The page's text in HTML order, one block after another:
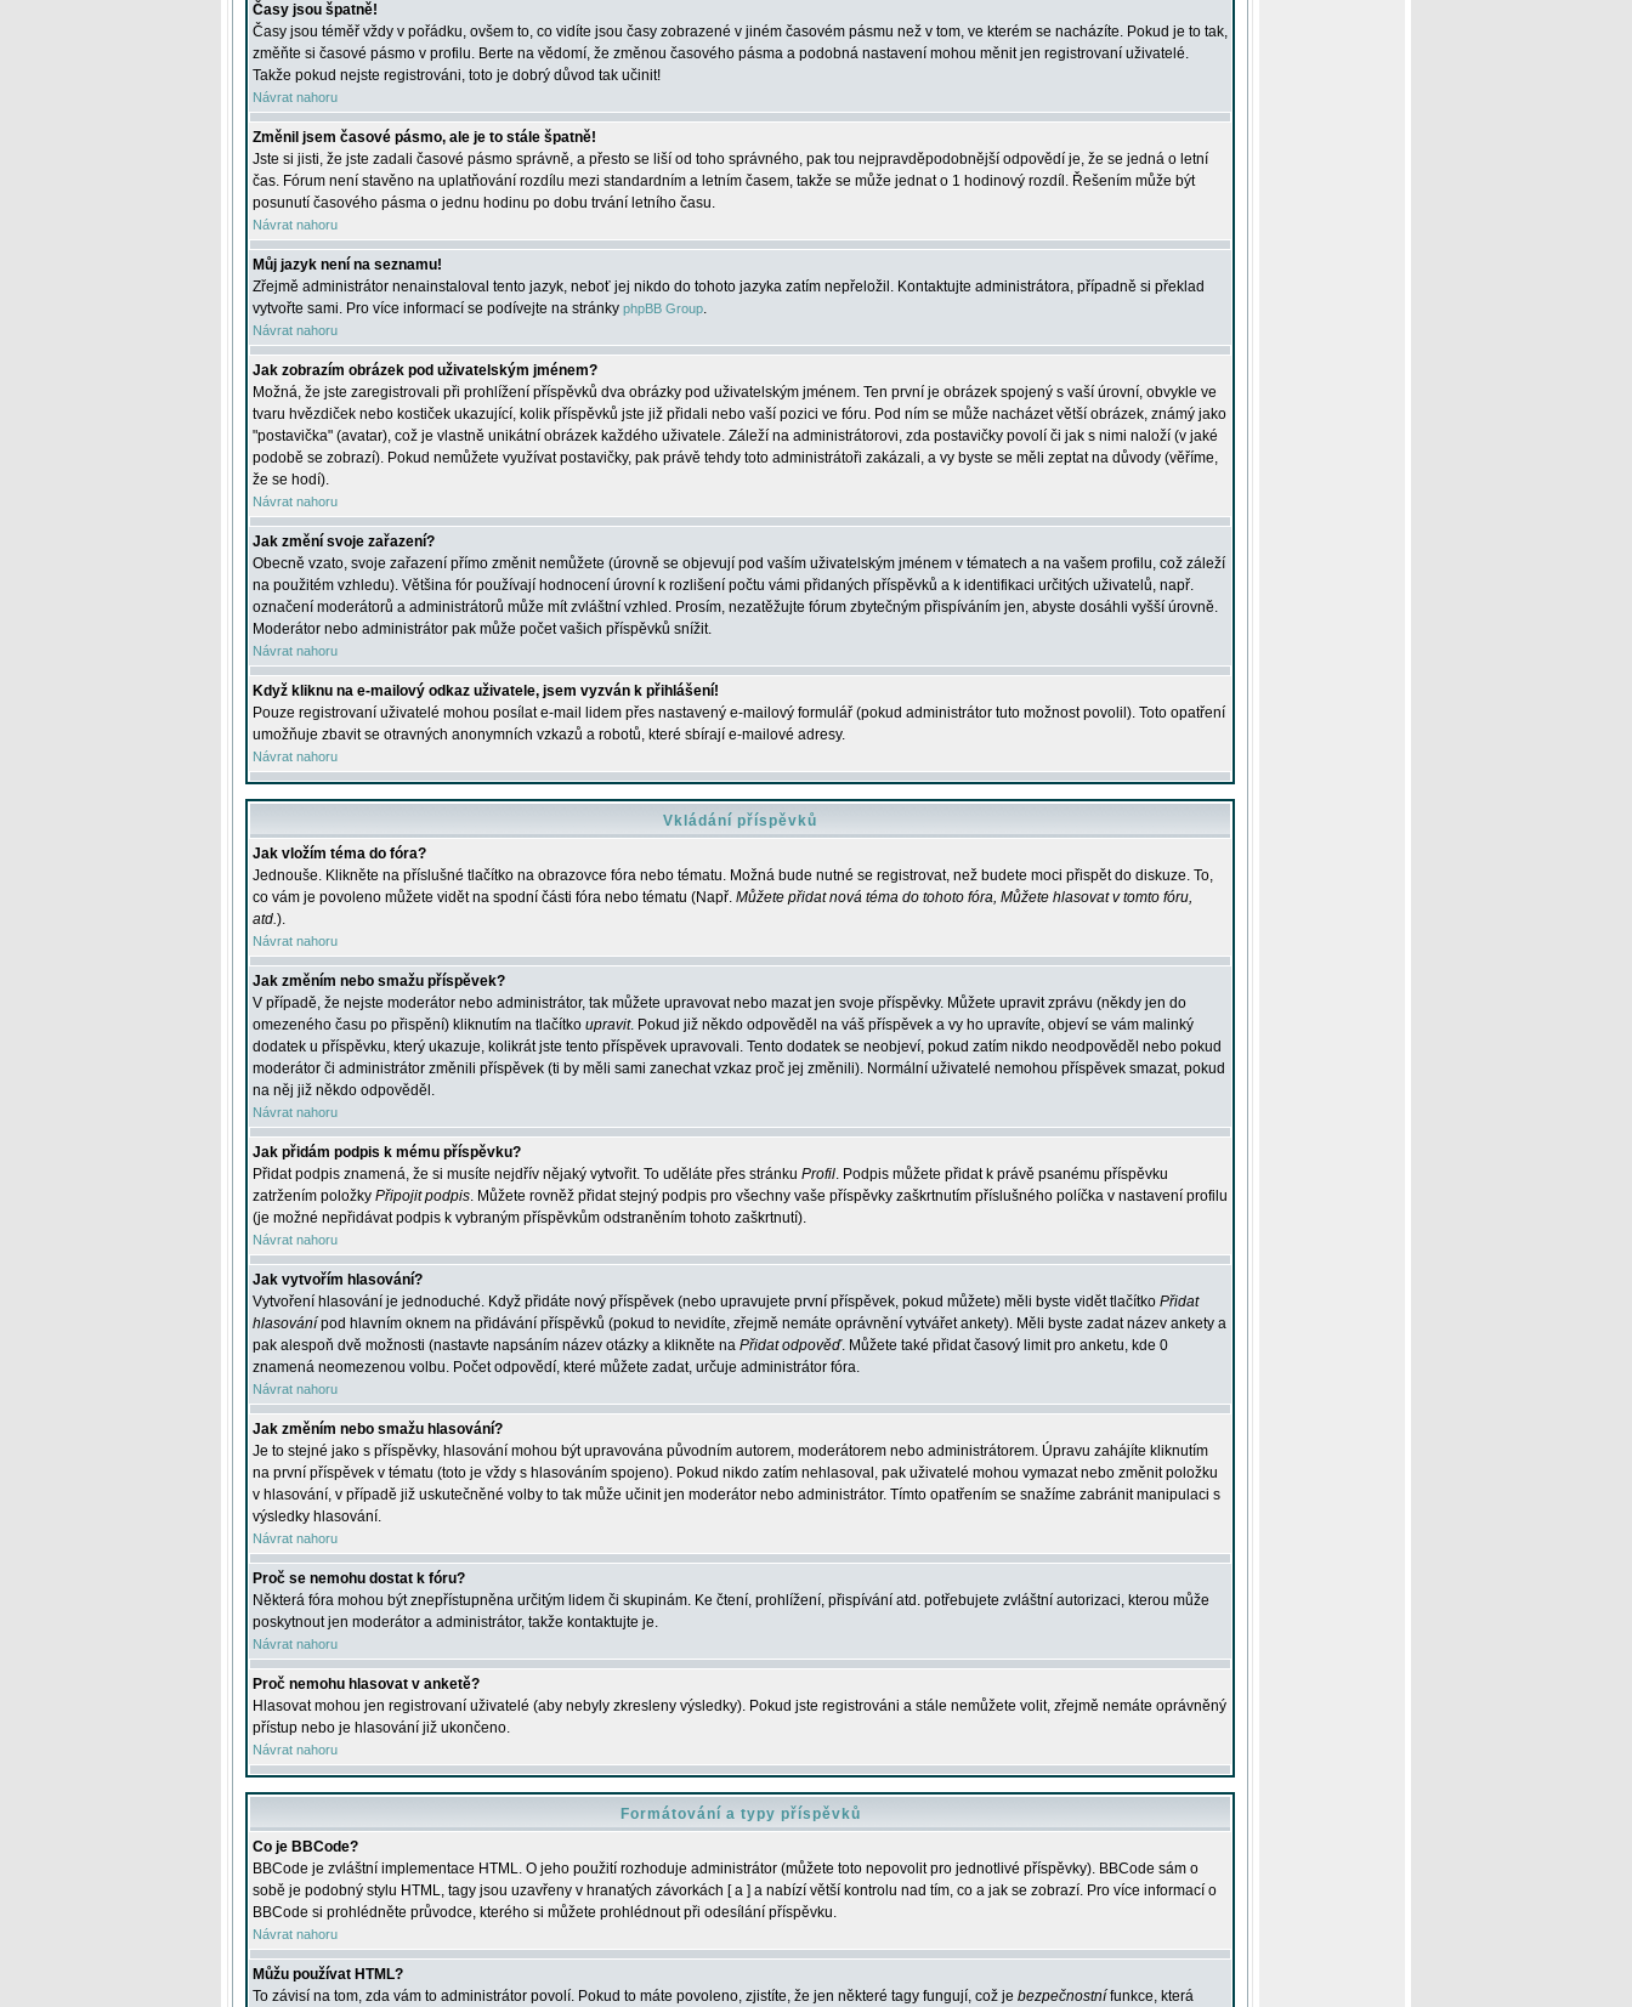
Časy jsou špatně!
Časy jsou téměř vždy v pořádku, ovšem to, co vidíte jsou časy zobrazené v jiném časovém pásmu než v tom, ve kterém se nacházíte. Pokud je to tak,
změňte si časové pásmo v profilu. Berte na vědomí, že změnou časového pásma a podobná nastavení mohou měnit jen registrovaní uživatelé.
Takže pokud nejste registrováni, toto je dobrý důvod tak učinit!
Návrat nahoru
Změnil jsem časové pásmo, ale je to stále špatně!
Jste si jisti, že jste zadali časové pásmo správně, a přesto se liší od toho správného, pak tou nejpravděpodobnější odpovědí je, že se jedná o letní
čas. Fórum není stavěno na uplatňování rozdílu mezi standardním a letním časem, takže se může jednat o 1 hodinový rozdíl. Řešením může být
posunutí časového pásma o jednu hodinu po dobu trvání letního času.
Návrat nahoru
Můj jazyk není na seznamu!
Zřejmě administrátor nenainstaloval tento jazyk, neboť jej nikdo do tohoto jazyka zatím nepřeložil. Kontaktujte administrátora, případně si překlad
vytvořte sami. Pro více informací se podívejte na stránky phpBB Group.
Návrat nahoru
Jak zobrazím obrázek pod uživatelským jménem?
Možná, že jste zaregistrovali při prohlížení příspěvků dva obrázky pod uživatelským jménem. Ten první je obrázek spojený s vaší úrovní, obvykle ve
tvaru hvězdiček nebo kostiček ukazující, kolik příspěvků jste již přidali nebo vaší pozici ve fóru. Pod ním se může nacházet větší obrázek, známý jako
"postavička" (avatar), což je vlastně unikátní obrázek každého uživatele. Záleží na administrátorovi, zda postavičky povolí či jak s nimi naloží (v jaké
podobě se zobrazí). Pokud nemůžete využívat postavičky, pak právě tehdy toto administrátoři zakázali, a vy byste se měli zeptat na důvody (věříme,
že se hodí).
Návrat nahoru
Jak změní svoje zařazení?
Obecně vzato, svoje zařazení přímo změnit nemůžete (úrovně se objevují pod vaším uživatelským jménem v tématech a na vašem profilu, což záleží
na použitém vzhledu). Většina fór používají hodnocení úrovní k rozlišení počtu vámi přidaných příspěvků a k identifikaci určitých uživatelů, např.
označení moderátorů a administrátorů může mít zvláštní vzhled. Prosím, nezatěžujte fórum zbytečným přispíváním jen, abyste dosáhli vyšší úrovně.
Moderátor nebo administrátor pak může počet vašich příspěvků snížit.
Návrat nahoru
Když kliknu na e-mailový odkaz uživatele, jsem vyzván k přihlášení!
Pouze registrovaní uživatelé mohou posílat e-mail lidem přes nastavený e-mailový formulář (pokud administrátor tuto možnost povolil). Toto opatření
umožňuje zbavit se otravných anonymních vzkazů a robotů, které sbírají e-mailové adresy.
Návrat nahoru
Vkládání příspěvků
Jak vložím téma do fóra?
Jednouše. Klikněte na příslušné tlačítko na obrazovce fóra nebo tématu. Možná bude nutné se registrovat, než budete moci přispět do diskuze. To,
co vám je povoleno můžete vidět na spodní části fóra nebo tématu (Např. Můžete přidat nová téma do tohoto fóra, Můžete hlasovat v tomto fóru,
atd.).
Návrat nahoru
Jak změním nebo smažu příspěvek?
V případě, že nejste moderátor nebo administrátor, tak můžete upravovat nebo mazat jen svoje příspěvky. Můžete upravit zprávu (někdy jen do
omezeného času po přispění) kliknutím na tlačítko upravit. Pokud již někdo odpověděl na váš příspěvek a vy ho upravíte, objeví se vám malinký
dodatek u příspěvku, který ukazuje, kolikrát jste tento příspěvek upravovali. Tento dodatek se neobjeví, pokud zatím nikdo neodpověděl nebo pokud
moderátor či administrátor změnili příspěvek (ti by měli sami zanechat vzkaz proč jej změnili). Normální uživatelé nemohou příspěvek smazat, pokud
na něj již někdo odpověděl.
Návrat nahoru
Jak přidám podpis k mému příspěvku?
Přidat podpis znamená, že si musíte nejdřív nějaký vytvořit. To uděláte přes stránku Profil. Podpis můžete přidat k právě psanému příspěvku
zatržením položky Připojit podpis. Můžete rovněž přidat stejný podpis pro všechny vaše příspěvky zaškrtnutím příslušného políčka v nastavení profilu
(je možné nepřidávat podpis k vybraným příspěvkům odstraněním tohoto zaškrtnutí).
Návrat nahoru
Jak vytvořím hlasování?
Vytvoření hlasování je jednoduché. Když přidáte nový příspěvek (nebo upravujete první příspěvek, pokud můžete) měli byste vidět tlačítko Přidat
hlasování pod hlavním oknem na přidávání příspěvků (pokud to nevidíte, zřejmě nemáte oprávnění vytvářet ankety). Měli byste zadat název ankety a
pak alespoň dvě možnosti (nastavte napsáním název otázky a klikněte na Přidat odpověď. Můžete také přidat časový limit pro anketu, kde 0
znamená neomezenou volbu. Počet odpovědí, které můžete zadat, určuje administrátor fóra.
Návrat nahoru
Jak změním nebo smažu hlasování?
Je to stejné jako s příspěvky, hlasování mohou být upravována původním autorem, moderátorem nebo administrátorem. Úpravu zahájíte kliknutím
na první příspěvek v tématu (toto je vždy s hlasováním spojeno). Pokud nikdo zatím nehlasoval, pak uživatelé mohou vymazat nebo změnit položku
v hlasování, v případě již uskutečněné volby to tak může učinit jen moderátor nebo administrátor. Tímto opatřením se snažíme zabránit manipulaci s
výsledky hlasování.
Návrat nahoru
Proč se nemohu dostat k fóru?
Některá fóra mohou být znepřístupněna určitým lidem či skupinám. Ke čtení, prohlížení, přispívání atd. potřebujete zvláštní autorizaci, kterou může
poskytnout jen moderátor a administrátor, takže kontaktujte je.
Návrat nahoru
Proč nemohu hlasovat v anketě?
Hlasovat mohou jen registrovaní uživatelé (aby nebyly zkresleny výsledky). Pokud jste registrováni a stále nemůžete volit, zřejmě nemáte oprávněný
přístup nebo je hlasování již ukončeno.
Návrat nahoru
Formátování a typy příspěvků
Co je BBCode?
BBCode je zvláštní implementace HTML. O jeho použití rozhoduje administrátor (můžete toto nepovolit pro jednotlivé příspěvky). BBCode sám o
sobě je podobný stylu HTML, tagy jsou uzavřeny v hranatých závorkách [ a ] a nabízí větší kontrolu nad tím, co a jak se zobrazí. Pro více informací o
BBCode si prohlédněte průvodce, kterého si můžete prohlédnout při odesílání příspěvku.
Návrat nahoru
Můžu používat HTML?
To závisí na tom, zda vám to administrátor povolí. Pokud to máte povoleno, zjistíte, že jen některé tagy fungují, což je bezpečnostní funkce, která